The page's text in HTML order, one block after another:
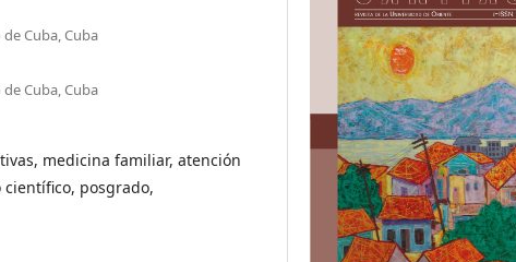
Cuba, Cuba
Cuba, Cuba
medicina familiar, atención
posgrado,